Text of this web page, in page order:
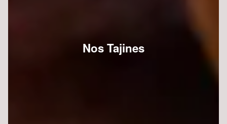
Nos Tajines